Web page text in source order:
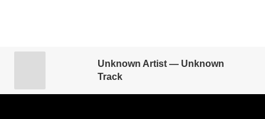
Unknown Artist — Unknown
Track